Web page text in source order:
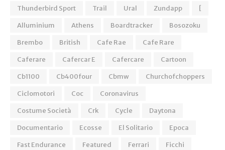
Thunderbird Sport
Trail Ural Zundapp
[
Alluminium
Athens Boardtracker
Bosozoku
Brembo
British Cafe Rae
Cafe Rare
Caferare
Cafercar E Cafercare
Cartoon
Cb1100
Cb400four Cbmw
Churchofchoppers
Ciclomotori
Coc
Coronavirus
Costume Società
Crk Cycle
Daytona
Documentario
Ecosse El Solitario
Epoca
Fast Endurance
Featured Ferrari
Ficchi